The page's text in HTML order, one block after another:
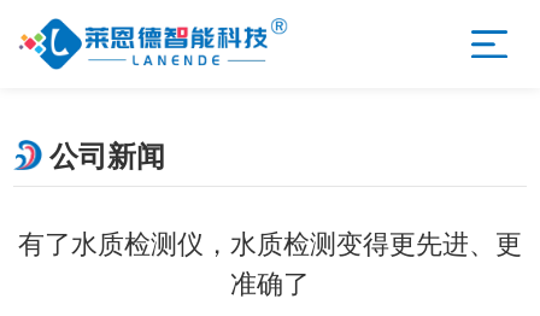
公司新闻
有了水质检测仪，水质检测变得更先进、更
准确了